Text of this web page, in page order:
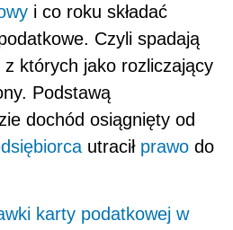
i co roku składać
Czyli spadają
których jako rozliczający
Podstawą
dochód osiągnięty od
utracił prawo do
karty podatkowej w